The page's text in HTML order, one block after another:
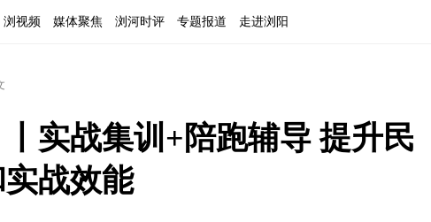
浏视频 媒体聚焦 浏河时评 专题报道 走进浏阳
实战集训+陪跑辅导 提升民
战效能